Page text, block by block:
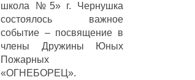
школа №5» г. Чернушка
состоялось важное
событие – посвящение в
члены Дружины Юных
Пожарных
«ОГНЕБОРЕЦ».